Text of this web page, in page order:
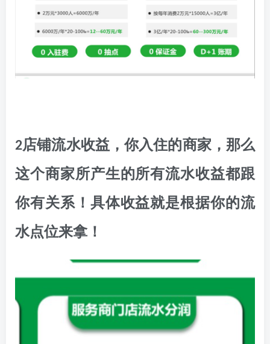
2店铺流水收益，你入住的商家，那么
这个商家所产生的所有流水收益都跟
你有关系！具体收益就是根据你的流
水点位来拿！